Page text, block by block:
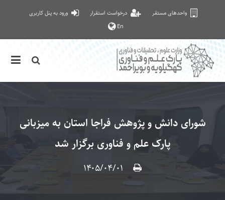
واحدهای مستقر درخواست استقرار
ورود به پنل کاربری
En
شورای دانش و پژوهش فراجا استان به میزبانی
پارک علم و فناوری برگزار شد
۱۴۰۵/۰۴/۰۱